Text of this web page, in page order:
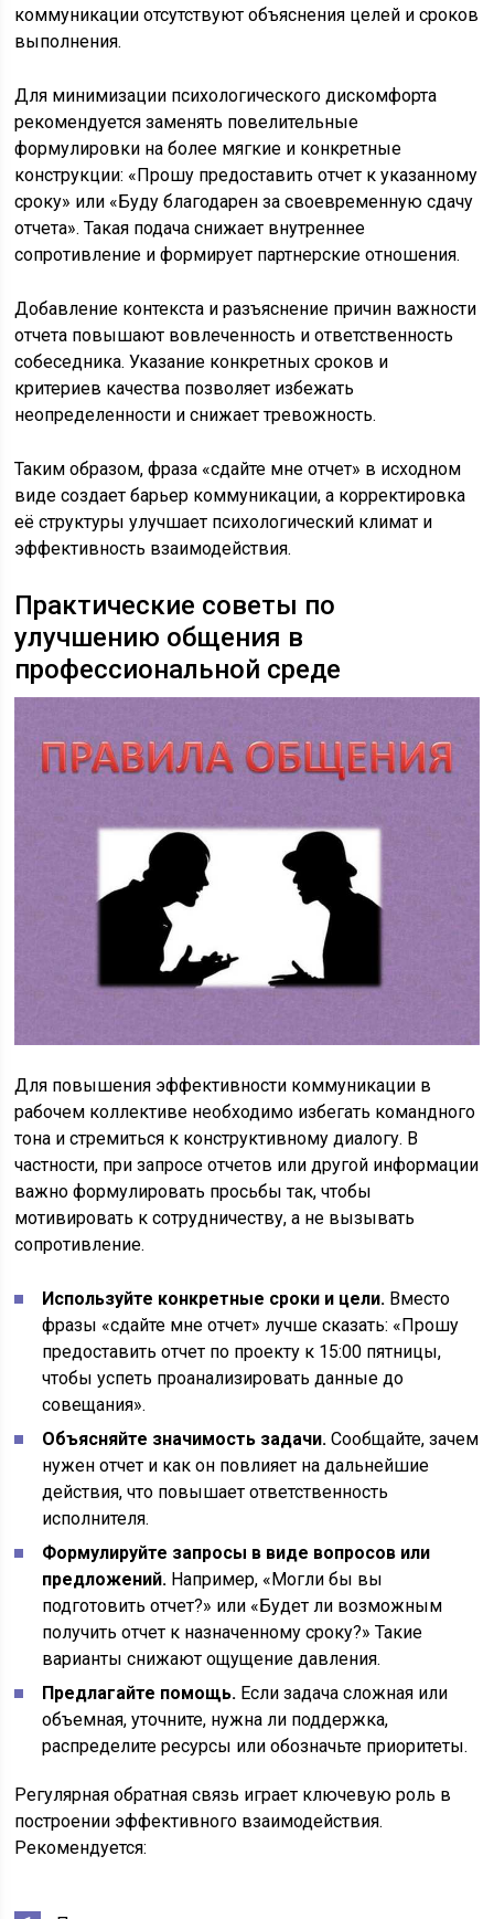
коммуникации отсутствуют объяснения целей и сроков
выполнения.
Для минимизации психологического дискомфорта
рекомендуется заменять повелительные
формулировки на более мягкие и конкретные
конструкции: «Прошу предоставить отчет к указанному
сроку» или «Буду благодарен за своевременную сдачу
отчета». Такая подача снижает внутреннее
сопротивление и формирует партнерские отношения.
Добавление контекста и разъяснение причин важности
отчета повышают вовлеченность и ответственность
собеседника. Указание конкретных сроков и
критериев качества позволяет избежать
неопределенности и снижает тревожность.
Таким образом, фраза «сдайте мне отчет» в исходном
виде создает барьер коммуникации, а корректировка
её структуры улучшает психологический климат и
эффективность взаимодействия.
Практические советы по
улучшению общения в
профессиональной среде
Для повышения эффективности коммуникации в
рабочем коллективе необходимо избегать командного
тона и стремиться к конструктивному диалогу. В
частности, при запросе отчетов или другой информации
важно формулировать просьбы так, чтобы
мотивировать к сотрудничеству, а не вызывать
сопротивление.
Используйте конкретные сроки и цели. Вместо
фразы «сдайте мне отчет» лучше сказать: «Прошу
предоставить отчет по проекту к 15:00 пятницы,
чтобы успеть проанализировать данные до
совещания».
Объясняйте значимость задачи. Сообщайте, зачем
нужен отчет и как он повлияет на дальнейшие
действия, что повышает ответственность
исполнителя.
Формулируйте запросы в виде вопросов или
предложений. Например, «Могли бы вы
подготовить отчет?» или «Будет ли возможным
получить отчет к назначенному сроку?» Такие
варианты снижают ощущение давления.
Предлагайте помощь. Если задача сложная или
объемная, уточните, нужна ли поддержка,
распределите ресурсы или обозначьте приоритеты.
Регулярная обратная связь играет ключевую роль в
построении эффективного взаимодействия.
Рекомендуется: